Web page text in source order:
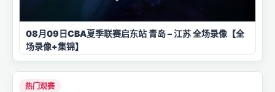
08月09日CBA夏季联赛启东站 青岛 – 江苏 全场录像【全
场录像+集锦】
热门观赛